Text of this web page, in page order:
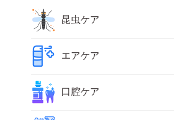
昆虫ケア
エアケア
口腔ケア